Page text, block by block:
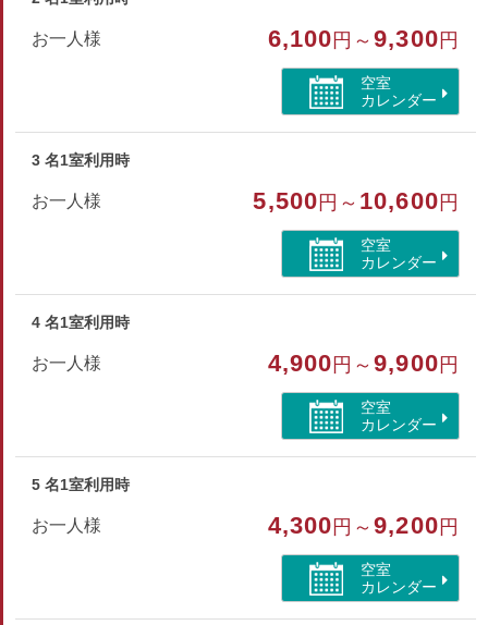
せんのでご持参下さい。
部屋種別
コテージ・棟
バス/トイレ/禁煙/インターネットができる部屋/空気清
浄機付/山が見える
お一人様 6,100 円～9,300 円
空室
カレンダー
3 名1室利用時
お一人様 5,500 円～ 10,600 円
空室
カレンダー
4 名1室利用時
お一人様 4,900 円～9,900 円
空室
カレンダー
5 名1室利用時
お一人様 4,300 円～9,200 円
空室
カレンダー